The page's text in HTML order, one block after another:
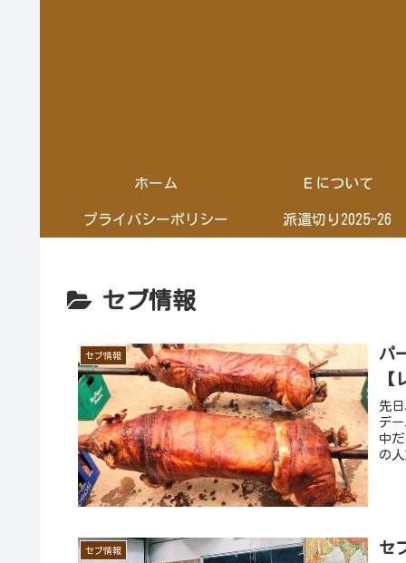
ホーム Ｅについて
プライバシーポリシー 派遣切り2025-26
セブ情報
セブ情報
パ
【
先
デ
中
の
セブ情報
セ